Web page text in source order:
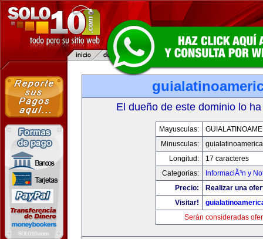
El dueño de este dominio lo
Mayusculas:
Minusculas:
Longitud:
17 caracteres
Categorias:
InformaciÃ³n y
Precio:
Realizar una
Visitar!
Serán consideradas